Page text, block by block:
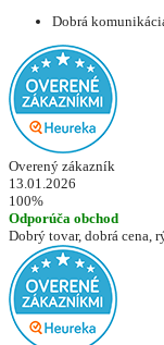
Dobrá
Overený zákazník
13.01.2026
100%
Odporúča obchod
Dobrý tovar, dobrá cena,